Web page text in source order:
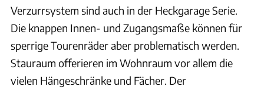
Verzurrsystem sind auch in der Heckgarage Serie.
Die knappen Innen- und Zugangsmaße können für
sperrige Tourenräder aber problematisch werden.
Stauraum offerieren im Wohnraum vor allem die
vielen Hängeschränke und Fächer. Der